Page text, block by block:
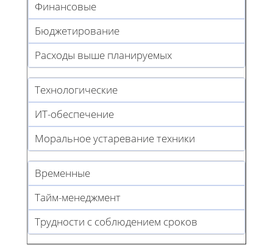
Финансовые
Бюджетирование
Расходы выше планируемых
Технологические
ИТ-обеспечение
Моральное устаревание техники
Временные
Тайм-менеджмент
Трудности с соблюдением сроков